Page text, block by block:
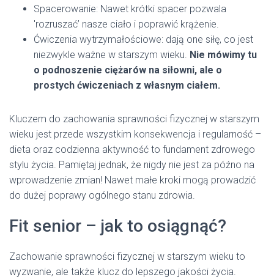
Spacerowanie: Nawet krótki spacer pozwala
'rozruszać’ nasze ciało i poprawić krążenie.
Ćwiczenia wytrzymałościowe: dają one siłę, co jest
niezwykle ważne w starszym wieku. Nie mówimy tu
o podnoszenie ciężarów na siłowni, ale o
prostych ćwiczeniach z własnym ciałem.
Kluczem do zachowania sprawności fizycznej w starszym
wieku jest przede wszystkim konsekwencja i regularność –
dieta oraz codzienna aktywność to fundament zdrowego
stylu życia. Pamiętaj jednak, że nigdy nie jest za późno na
wprowadzenie zmian! Nawet małe kroki mogą prowadzić
do dużej poprawy ogólnego stanu zdrowia.
Fit senior – jak to osiągnąć?
Zachowanie sprawności fizycznej w starszym wieku to
wyzwanie, ale także klucz do lepszego jakości życia.